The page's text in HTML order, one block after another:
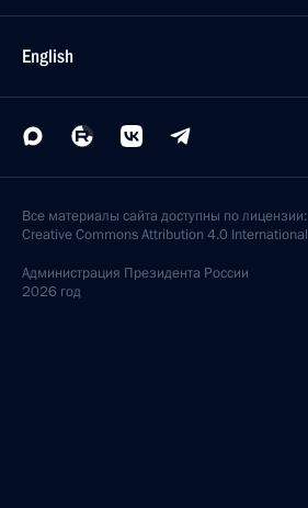
English
Все материалы сайта доступны по лицензии:
Creative Commons Attribution 4.0 International
Администрация Президента России
2026 год